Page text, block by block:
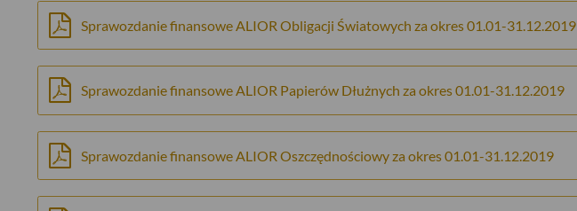
Sprawozdanie finansowe ALIOR Obligacji Światowych za okres 01.01-31.12.2019
Sprawozdanie finansowe ALIOR Papierów Dłużnych za okres 01.01-31.12.2019
Sprawozdanie finansowe ALIOR Oszczędnościowy za okres 01.01-31.12.2019